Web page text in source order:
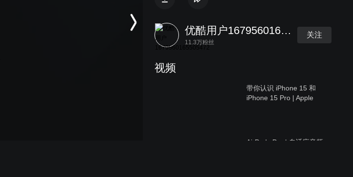
优酷用户1679560165505472
11.3万粉丝
关注
视频
带你认识 iPhone 15 和
iPhone 15 Pro | Apple
AirPods Pro | 自适应音频，